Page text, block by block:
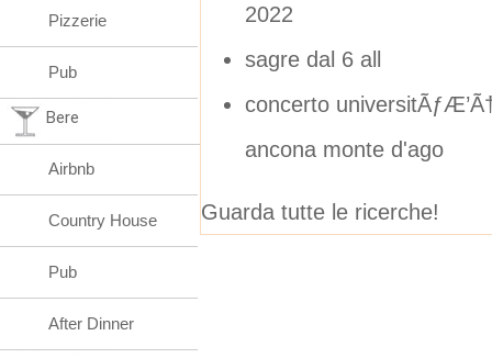
2022
sagre dal 6 all
concerto
ancona monte d'ago
Guarda tutte le ricerche!
Pizzerie
Pub
Bere
Airbnb
Country House
Pub
After Dinner